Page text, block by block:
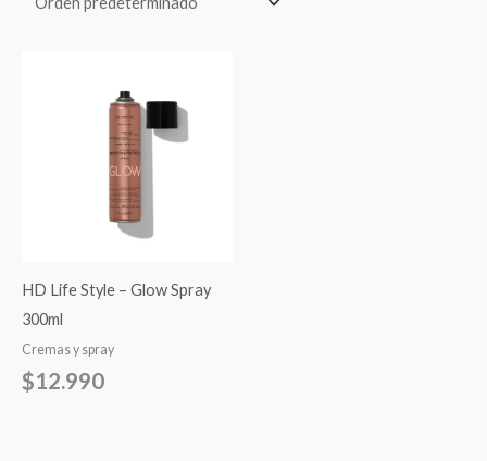
HD Life Style – Glow Spray
300ml
Cremas y spray
$12.990